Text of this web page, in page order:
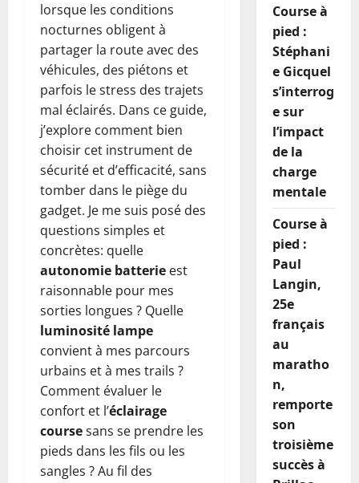
lorsque les conditions
nocturnes obligent à
partager la route avec des
véhicules, des piétons et
parfois le stress des trajets
mal éclairés. Dans ce guide,
j’explore comment bien
choisir cet instrument de
sécurité et d’efficacité, sans
tomber dans le piège du
gadget. Je me suis posé des
questions simples et
concrètes: quelle
autonomie batterie est
raisonnable pour mes
sorties longues ? Quelle
luminosité lampe
convient à mes parcours
urbains et à mes trails ?
Comment évaluer le
confort et l’éclairage
coursesans se prendre les
pieds dans les fils ou les
sangles ? Au fil des
Course à
pied :
Stéphani
e Gicquel
s’interrog
e sur
l’impact
de la
charge
mentale
Course à
pied :
Paul
Langin,
25e
français
au
maratho
n,
remporte
son
troisième
succès à